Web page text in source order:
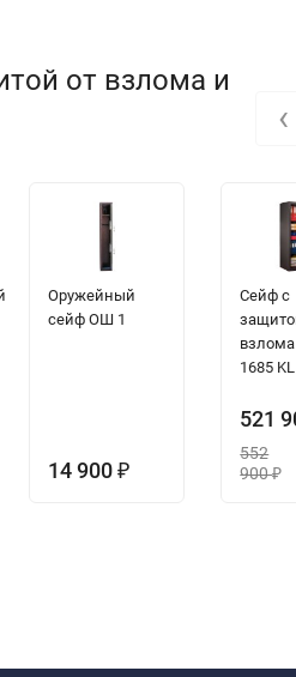
от взлома и
Оружейный
сейф ОШ 1
14 900 ₽
Сейф с
1685 KL
521
552
900₽
‹